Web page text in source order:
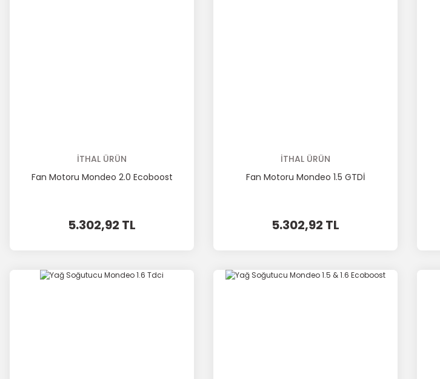
İTHAL ÜRÜN
Fan Motoru Mondeo 2.0 Ecoboost
5.302,92 TL
İTHAL ÜRÜN
Fan Motoru Mondeo 1.5 GTDİ
5.302,92 TL